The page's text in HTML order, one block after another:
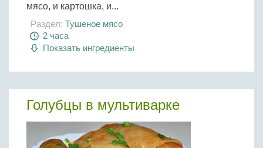
мясо, и картошка, и...
Раздел: Тушеное мясо
2 часа
Показать ингредиенты
Голубцы в мультиварке